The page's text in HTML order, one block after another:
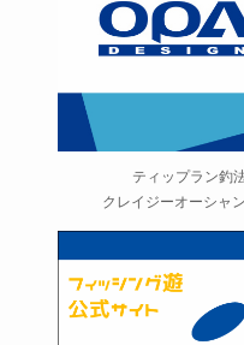
ティップラン釣
クレイジーオーシャ